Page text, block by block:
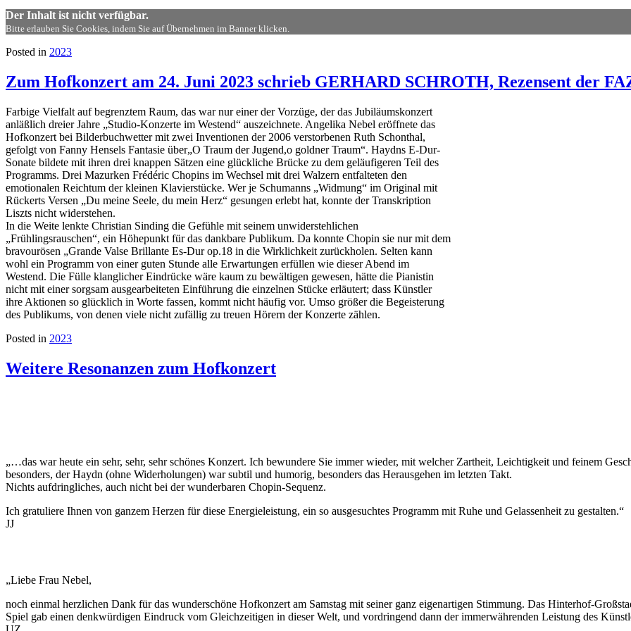
Der Inhalt ist nicht verfügbar.
Bitte erlauben Sie Cookies, indem Sie auf Übernehmen im Banner klicken.
Posted in 2023
Zum Hofkonzert am 24. Juni 2023 schrieb GERHARD SCHROTH, Rezensent der
Farbige Vielfalt auf begrenztem Raum, das war nur einer der Vorzüge, der das Jubiläumskonzert
anläßlich dreier Jahre „Studio-Konzerte im Westend“ auszeichnete. Angelika Nebel eröffnete das
Hofkonzert bei Bilderbuchwetter mit zwei Inventionen der 2006 verstorbenen Ruth Schonthal,
gefolgt von Fanny Hensels Fantasie über„O Traum der Jugend,o goldner Traum“. Haydns E-Dur-
Sonate bildete mit ihren drei knappen Sätzen eine glückliche Brücke zu dem geläufigeren Teil des
Programms. Drei Mazurken Frédéric Chopins im Wechsel mit drei Walzern entfalteten den
emotionalen Reichtum der kleinen Klavierstücke. Wer je Schumanns „Widmung“ im Original mit
Rückerts Versen „Du meine Seele, du mein Herz“ gesungen erlebt hat, konnte der Transkription
Liszts nicht widerstehen.
In die Weite lenkte Christian Sinding die Gefühle mit seinem unwiderstehlichen
„Frühlingsrauschen“, ein Höhepunkt für das dankbare Publikum. Da konnte Chopin sie nur mit dem
bravourösen „Grande Valse Brillante Es-Dur op.18 in die Wirklichkeit zurückholen. Selten kann
wohl ein Programm von einer guten Stunde alle Erwartungen erfüllen wie dieser Abend im
Westend. Die Fülle klanglicher Eindrücke wäre kaum zu bewältigen gewesen, hätte die Pianistin
nicht mit einer sorgsam ausgearbeiteten Einführung die einzelnen Stücke erläutert; dass Künstler
ihre Aktionen so glücklich in Worte fassen, kommt nicht häufig vor. Umso größer die Begeisterung
des Publikums, von denen viele nicht zufällig zu treuen Hörern der Konzerte zählen.
Posted in 2023
Weitere Resonanzen zum Hofkonzert
„…das war heute ein sehr, sehr, sehr schönes Konzert. Ich bewundere Sie immer wieder, mit welcher Zartheit, Leichtigkeit und feinem
besonders, der Haydn (ohne Widerholungen) war subtil und humorig, besonders das Herausgehen im letzten Takt.
Nichts aufdringliches, auch nicht bei der wunderbaren Chopin-Sequenz.
Ich gratuliere Ihnen von ganzem Herzen für diese Energieleistung, ein so ausgesuchtes Programm mit Ruhe und Gelassenheit zu gestalten.“
JJ
„Liebe Frau Nebel,
noch einmal herzlichen Dank für das wunderschöne Hofkonzert am Samstag mit seiner ganz eigenartigen Stimmung. Das Hinterhof-
Spiel gab einen denkwürdigen Eindruck vom Gleichzeitigen in dieser Welt, und vordringend dann der immerwährenden Leistung des